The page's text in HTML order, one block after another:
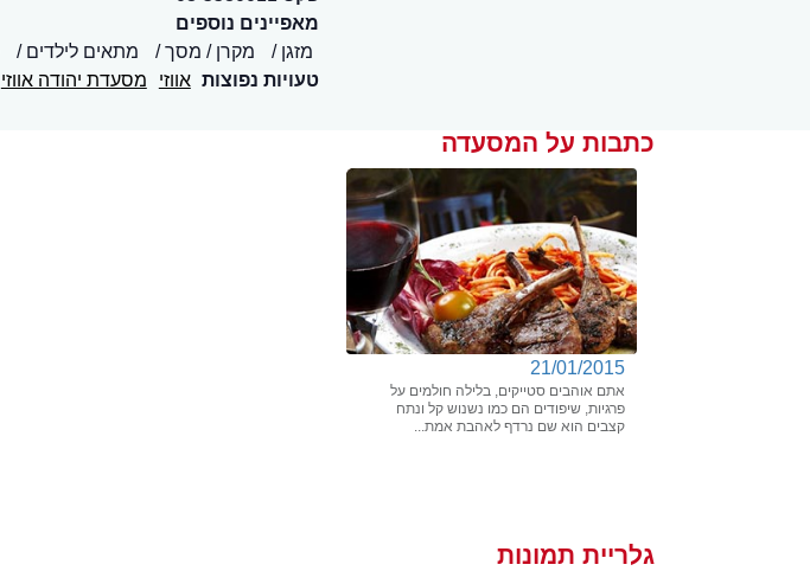
מאפיינים נוספים
מזגן
מקרן / מסך מתאים לילדים
טעויות נפוצות אווזי מסעדת יהודה אווזי
כתבות על המסעדה
21/01/2015
אתם אוהבים סטייקים, בלילה חולמים על
פרגיות, שיפודים הם כמו נשנוש קל ונתח
קצבים הוא שם נרדף לאהבת אמת...
גלריית תמונות